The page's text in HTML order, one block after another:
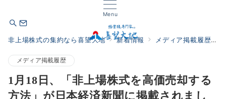
Menu
非上場株式の集約なら喜望大地 新着情報 メディア掲載履歴
メディア掲載履歴
1月18日、「非上場株式を高価売却する
方法」が日本経済新聞に掲載されまし